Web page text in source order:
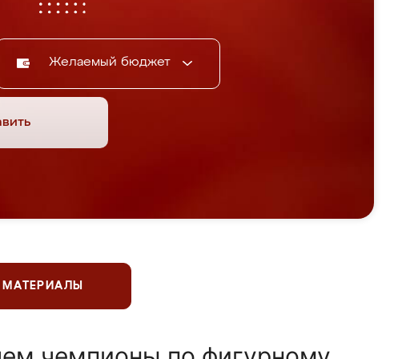
Желаемый бюджет
МАТЕРИАЛЫ